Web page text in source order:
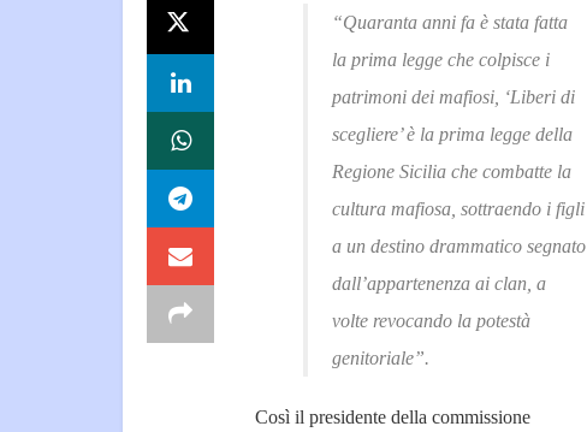
“Quaranta anni fa è stata fatta
la prima legge che colpisce i
patrimoni dei mafiosi, ‘Liberi di
scegliere’ è la prima legge della
Regione Sicilia che combatte la
cultura mafiosa, sottraendo i figli
a un destino drammatico segnato
dall’appartenenza ai clan, a
volte revocando la potestà
genitoriale”.
Così il presidente della commissione